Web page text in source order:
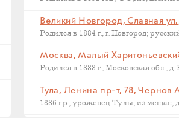
Великий Новгород, Славная
Москва, Малый
Тула, Ленина пр-т, 78, Чернов